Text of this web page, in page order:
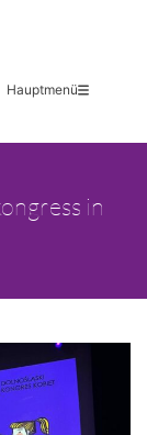
Hauptmenü
in